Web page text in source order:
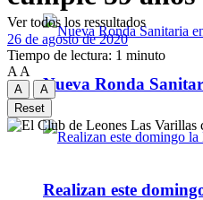
Nueva Ronda
Realizan este
Ver todos los ressultados
26 de agosto de 2020
Tiempo de lectura: 1 minuto
A A
A
A
Reset